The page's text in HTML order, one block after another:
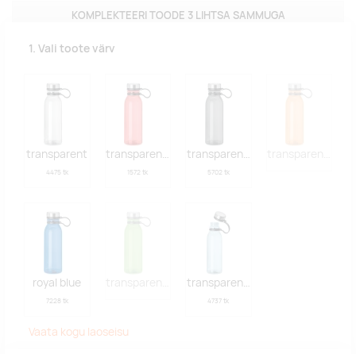
KOMPLEKTEERI TOODE 3 LIHTSA SAMMUGA
1. Vali toote värv
transparent
4475 tk
transparent red
1572 tk
transparent grey
5702 tk
royal blue
7228 tk
transparent limetransparent light blue
4737 tk
Vaata kogu laoseisu